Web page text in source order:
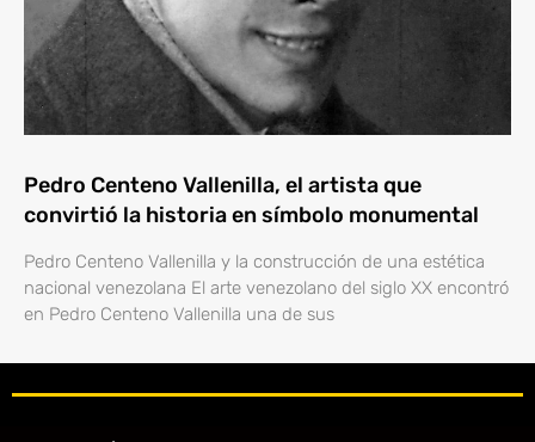
Pedro Centeno Vallenilla, el artista que
convirtió la historia en símbolo monumental
Pedro Centeno Vallenilla y la construcción de una estética
nacional venezolana El arte venezolano del siglo XX encontró
en Pedro Centeno Vallenilla una de sus